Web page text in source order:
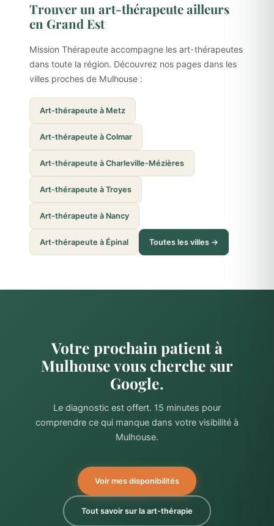
Trouver un art-thérapeute ailleurs
en Grand Est
Mission Thérapeute accompagne les art-thérapeutes
dans toute la région. Découvrez nos pages dans les
villes proches de Mulhouse :
Art-thérapeute à Metz
Art-thérapeute à Colmar
Art-thérapeute à Charleville-Mézières
Art-thérapeute à Troyes
Art-thérapeute à Nancy
Art-thérapeute à Épinal Toutes les villes →
Votre prochain patient à
Mulhouse vous cherche sur
Google.
Le diagnostic est offert. 15 minutes pour
comprendre ce qui manque dans votre visibilité à
Mulhouse.
Voir mes disponibilités
Tout savoir sur la art-thérapie